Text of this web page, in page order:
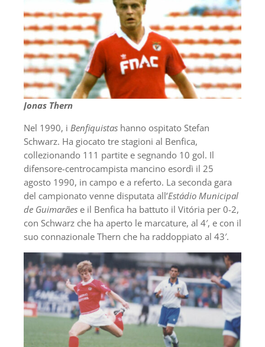
Jonas Thern
Nel 1990, i Benfiquistas hanno ospitato Stefan
Schwarz. Ha giocato tre stagioni al Benfica,
collezionando 111 partite e segnando 10 gol. Il
difensore-centrocampista mancino esordì il 25
agosto 1990, in campo e a referto. La seconda gara
del campionato venne disputata all’Estádio Municipal
de Guimarães e il Benfica ha battuto il Vitória per 0-2,
con Schwarz che ha aperto le marcature, al 4′, e con il
suo connazionale Thern che ha raddoppiato al 43′.